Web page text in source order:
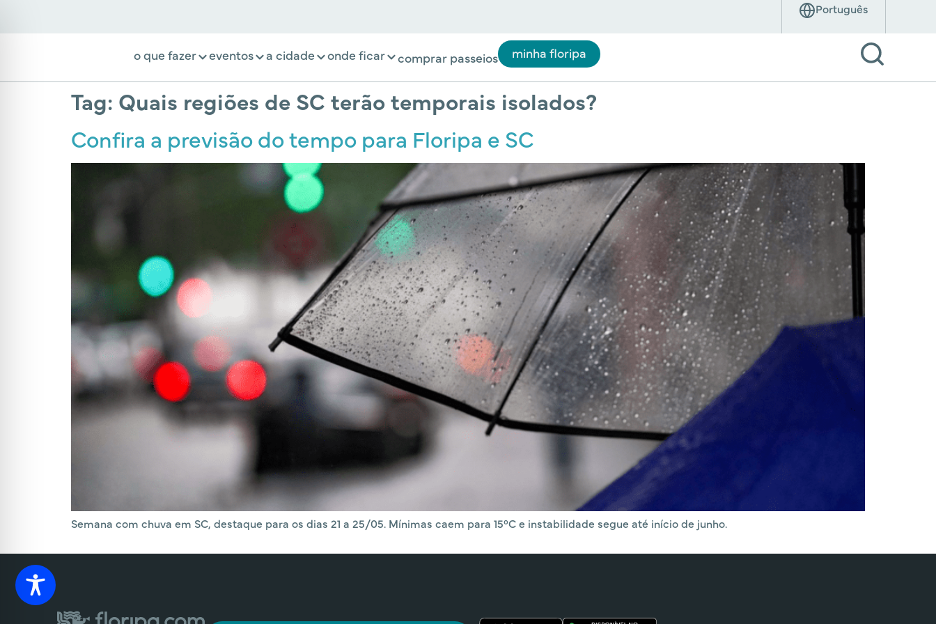
o que fazer eventos a cidade onde ficar comprar passeios minha floripa
Tag: Quais regiões de SC terão temporais isolados?
Confira a previsão do tempo para Floripa e SC
Semana com chuva em SC, destaque para os dias 21 a 25/05. Mínimas caem para 15°C e instabilidade segue até início de junho.